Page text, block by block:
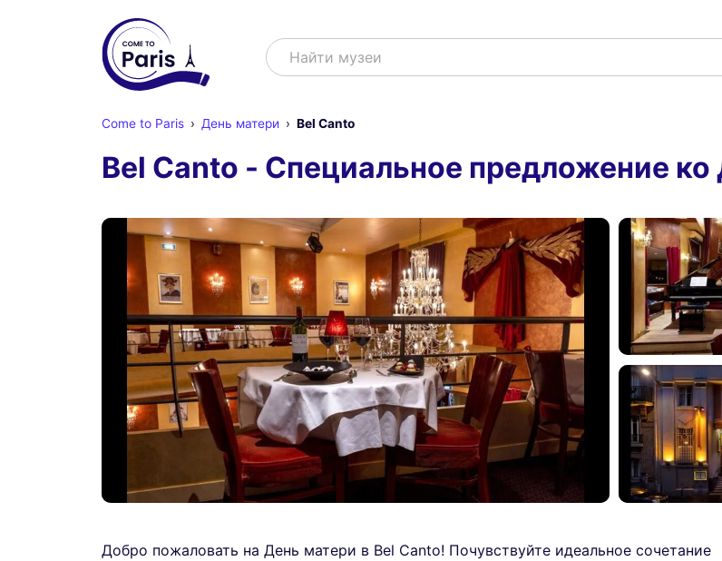
ПоискНайти музеи
Come to Paris День матери Bel Canto
Bel Canto - Специальное предложение
Добро пожаловать на День матери в Bel Canto! Почувствуйте идеальное сочетание